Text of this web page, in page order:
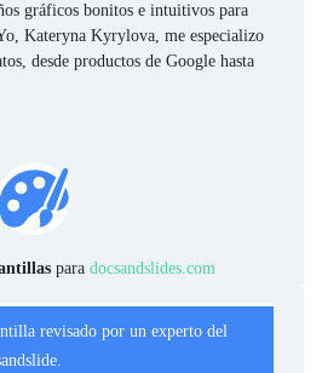
gráficos bonitos e intuitivos para
Kateryna Kyrylova, me especializo
desde productos de Google hasta
para docsandslides.com
revisado por un experto del